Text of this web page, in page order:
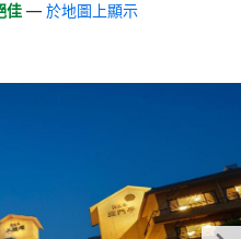
佳 — 於地圖上顯示